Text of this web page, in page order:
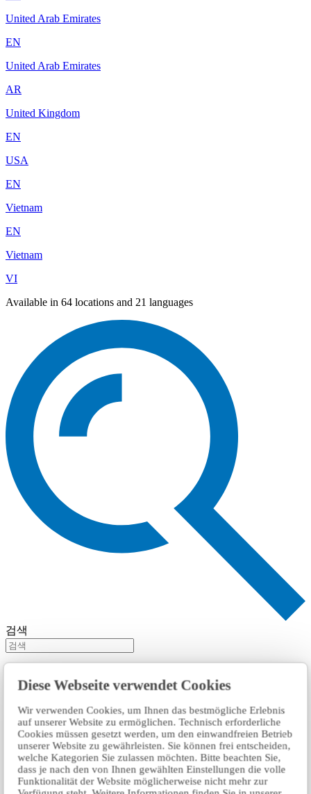
Diese Webseite verwendet Cookies
Wir verwenden Cookies, um Ihnen das bestmögliche Erlebnis
auf unserer Website zu ermöglichen. Technisch erforderliche
Cookies müssen gesetzt werden, um den einwandfreien Betrieb
unserer Website zu gewährleisten. Sie können frei entscheiden,
welche Kategorien Sie zulassen möchten. Bitte beachten Sie,
dass je nach den von Ihnen gewählten Einstellungen die volle
Funktionalität der Website möglicherweise nicht mehr zur
United Arab Emirates
EN
United Arab Emirates
AR
United Kingdom
EN
USA
EN
Vietnam
EN
Vietnam
VI
Available in 64 locations and 21 languages
검색